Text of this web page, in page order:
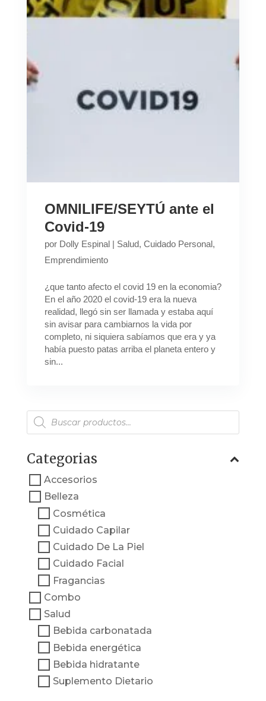
OMNILIFE/SEYTÚ ante el
Covid-19
por Dolly Espinal| Salud, Cuidado Personal,
Emprendimiento
¿que tanto afecto el covid 19 en la economia?
En el año 2020 el covid-19 era la nueva
realidad, llegó sin ser llamada y estaba aquí
sin avisar para cambiarnos la vida por
completo, ni siquiera sabíamos que era y ya
había puesto patas arriba el planeta entero y
sin...
Búsqueda
de
productos
Categorias
Accesorios
Belleza
Cosmética
Cuidado Capilar
Cuidado De La Piel
Cuidado Facial
Fragancias
Combo
Salud
Bebida carbonatada
Bebida energética
Bebida hidratante
Suplemento Dietario